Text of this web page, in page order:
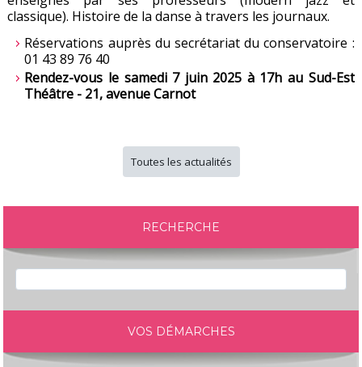
classique). Histoire de la danse à travers les journaux.
Réservations auprès du secrétariat du conservatoire :
01 43 89 76 40
Rendez-vous le samedi 7 juin 2025 à 17h au Sud-Est
Théâtre - 21, avenue Carnot
Toutes les actualités
RECHERCHE
VOS DÉMARCHES